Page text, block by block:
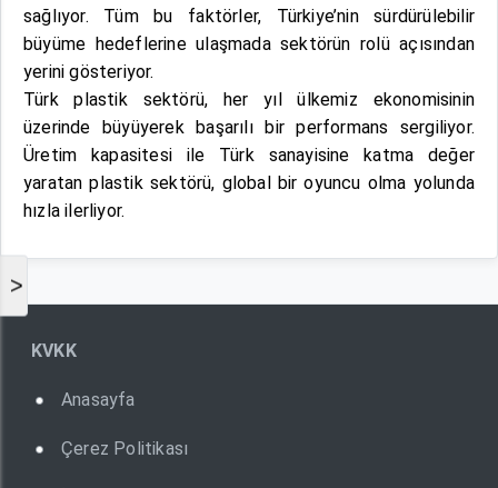
>
sağlıyor. Tüm bu faktörler, Türkiye’nin sürdürülebilir
büyüme hedeflerine ulaşmada sektörün rolü açısından
yerini gösteriyor.
Türk plastik sektörü, her yıl ülkemiz ekonomisinin
üzerinde büyüyerek başarılı bir performans sergiliyor.
Üretim kapasitesi ile Türk sanayisine katma değer
yaratan plastik sektörü, global bir oyuncu olma yolunda
hızla ilerliyor.
KVKK
Anasayfa
Çerez Politikası